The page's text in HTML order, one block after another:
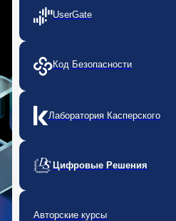
UserGate
Код Безопасности
Лаборатория Касперского
Цифровые Решения
Авторские курсы